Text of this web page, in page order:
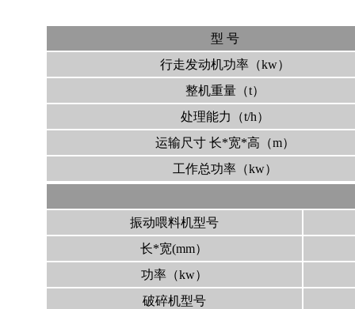
型 号
行走发动机功率（kw）
整机重量（t）
处理能力（t/h）
运输尺寸 长*宽*高（m）
工作总功率（kw）
振动喂料机型号
长*宽(mm）
功率（kw）
破碎机型号